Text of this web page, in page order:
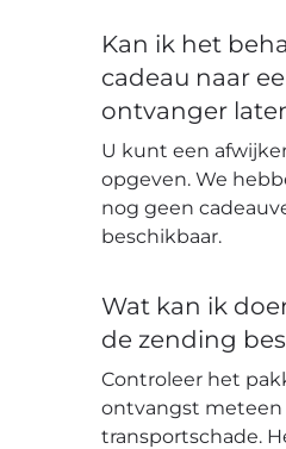
Kan ik het
cadeau naar
ontvanger
U kunt een
opgeven. We
nog geen
beschikbaar.
Wat kan ik
de zending
Controleer het
ontvangst meteen
transportschade.